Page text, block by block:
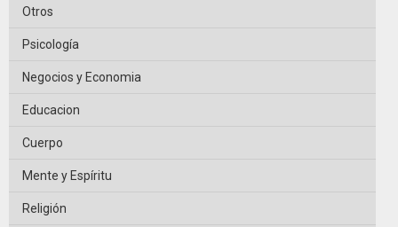
Otros
Psicología
Negocios y Economia
Educacion
Cuerpo
Mente y Espíritu
Religión